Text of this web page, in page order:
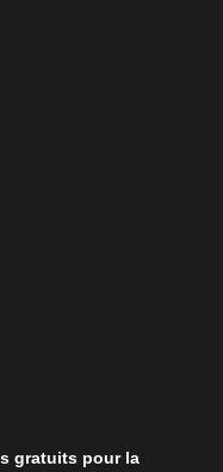
gratuits pour la